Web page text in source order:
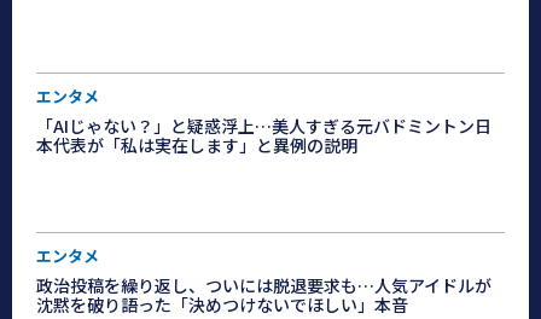
エンタメ
「AIじゃない？」と疑惑浮上…美人すぎる元バドミントン日
本代表が「私は実在します」と異例の説明
エンタメ
政治投稿を繰り返し、ついには脱退要求も…人気アイドルが
沈黙を破り語った「決めつけないでほしい」本音